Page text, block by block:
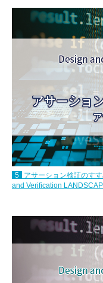
5
アサーション検証のす
and Verification